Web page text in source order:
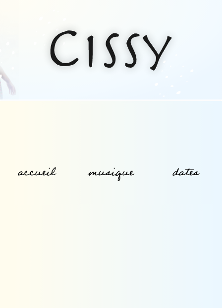
accueil musique dates